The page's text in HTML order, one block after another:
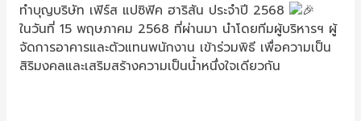
ทำบุญบริษัท เฟิร์ส แปซิฟิค ฮาริสัน ประจำปี 2568
ในวันที่ 15 พฤษภาคม 2568 ที่ผ่านมา นำโดยทีมผู้บริหารฯ ผู้
จัดการอาคารและตัวแทนพนักงาน เข้าร่วมพิธี เพื่อความเป็น
สิริมงคลและเสริมสร้างความเป็นน้ำหนึ่งใจเดียวกัน